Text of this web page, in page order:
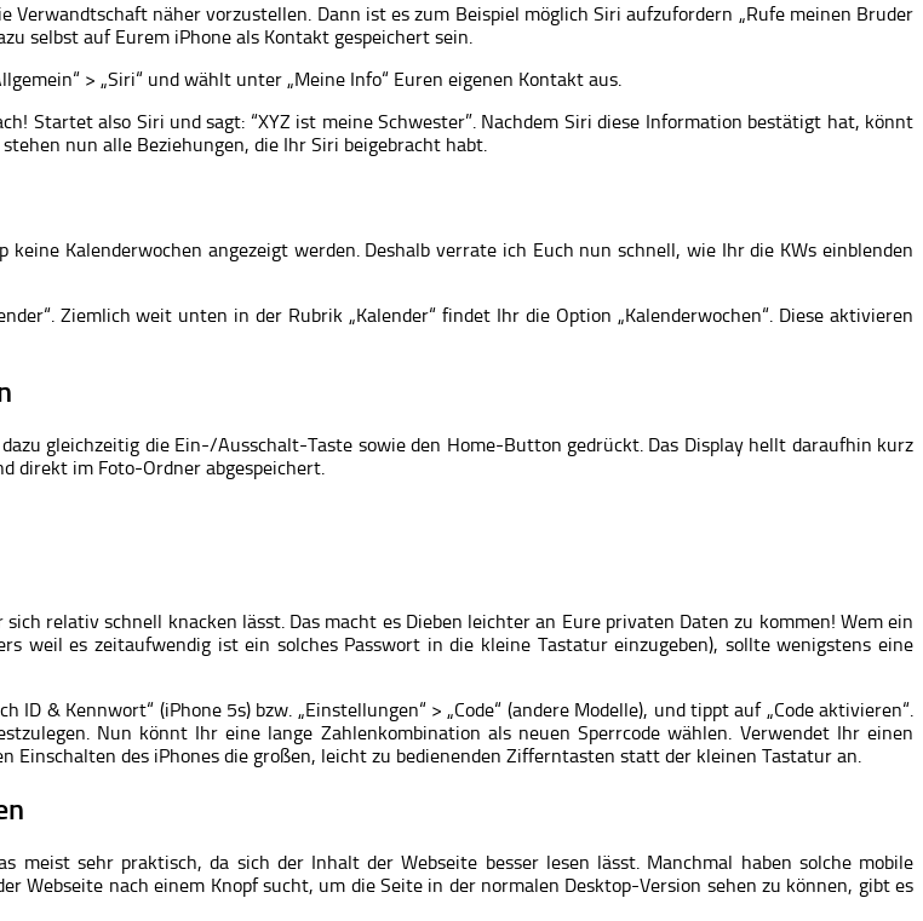
Verwandtschaft näher vorzustellen. Dann ist es zum Beispiel möglich Siri aufzufordern „Rufe meinen Bruder
selbst auf Eurem iPhone als Kontakt gespeichert sein.
> „Siri“ und wählt unter „Meine Info“ Euren eigenen Kontakt aus.
Startet also Siri und sagt: “XYZ ist meine Schwester”. Nachdem Siri diese Information bestätigt hat, könnt
nun alle Beziehungen, die Ihr Siri beigebracht habt.
Kalenderwochen angezeigt werden. Deshalb verrate ich Euch nun schnell, wie Ihr die KWs einblenden
Ziemlich weit unten in der Rubrik „Kalender“ findet Ihr die Option „Kalenderwochen“. Diese aktivieren
gleichzeitig die Ein-/Ausschalt-Taste sowie den Home-Button gedrückt. Das Display hellt daraufhin kurz
direkt im Foto-Ordner abgespeichert.
relativ schnell knacken lässt. Das macht es Dieben leichter an Eure privaten Daten zu kommen! Wem ein
weil es zeitaufwendig ist ein solches Passwort in die kleine Tastatur einzugeben), sollte wenigstens eine
& Kennwort“ (iPhone 5s) bzw. „Einstellungen“ > „Code“ (andere Modelle), und tippt auf „Code aktivieren“.
Nun könnt Ihr eine lange Zahlenkombination als neuen Sperrcode wählen. Verwendet Ihr einen
Einschalten des iPhones die großen, leicht zu bedienenden Zifferntasten statt der kleinen Tastatur an.
meist sehr praktisch, da sich der Inhalt der Webseite besser lesen lässt. Manchmal haben solche mobile
Webseite nach einem Knopf sucht, um die Seite in der normalen Desktop-Version sehen zu können, gibt es